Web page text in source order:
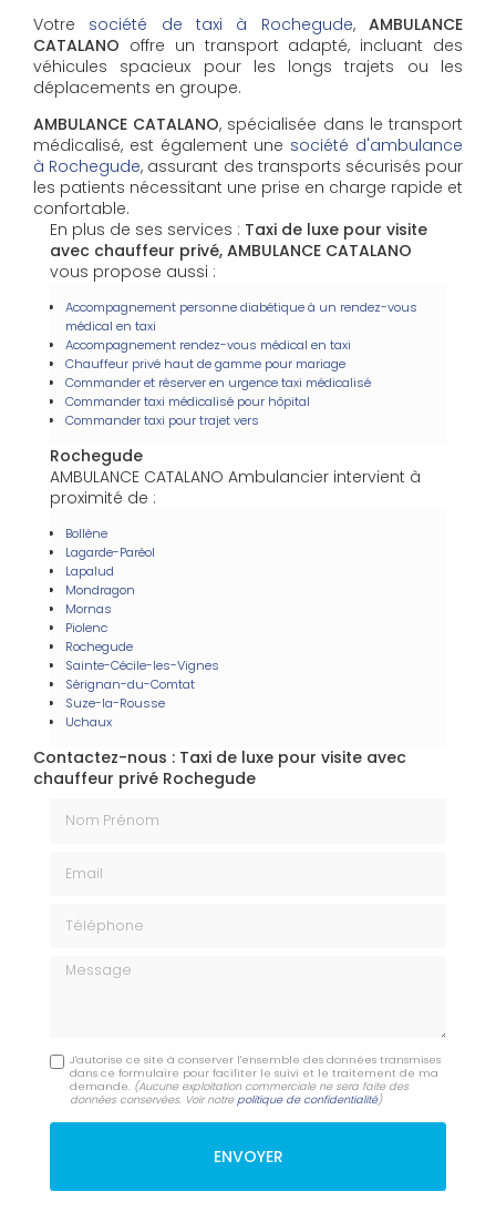
Votre société de taxi à Rochegude,AMBULANCE
CATALANO offre un transport adapté, incluant des
véhicules spacieux pour les longs trajets ou les
déplacements en groupe.
AMBULANCE CATALANO, spécialisée dans le transport
médicalisé, est également une société d'ambulance
à Rochegude, assurant des transports sécurisés pour
les patients nécessitant une prise en charge rapide et
confortable.
En plus de ses services : Taxi de luxe pour visite
avec chauffeur privé, AMBULANCE CATALANO
vous propose aussi :
Accompagnement personne diabétique à un rendez-vous
médical en taxi
Accompagnement rendez-vous médical en taxi
Chauffeur privé haut de gamme pour mariage
Commander et réserver en urgence taxi médicalisé
Commander taxi médicalisé pour hôpital
Commander taxi pour trajet vers
Rochegude
AMBULANCE CATALANO Ambulancier intervient à
proximité de :
Bollène
Lagarde-Paréol
Lapalud
Mondragon
Mornas
Piolenc
Rochegude
Sainte-Cécile-les-Vignes
Sérignan-du-Comtat
Suze-la-Rousse
Uchaux
Contactez-nous : Taxi de luxe pour visite avec
chauffeur privé Rochegude
Message
J'autorise ce site à conserver l'ensemble des données transmises
dans ce formulaire pour faciliter le suivi et le traitement de ma
demande. (Aucune exploitation commerciale ne sera faite des
données conservées. Voir notrepolitique de confidentialité)